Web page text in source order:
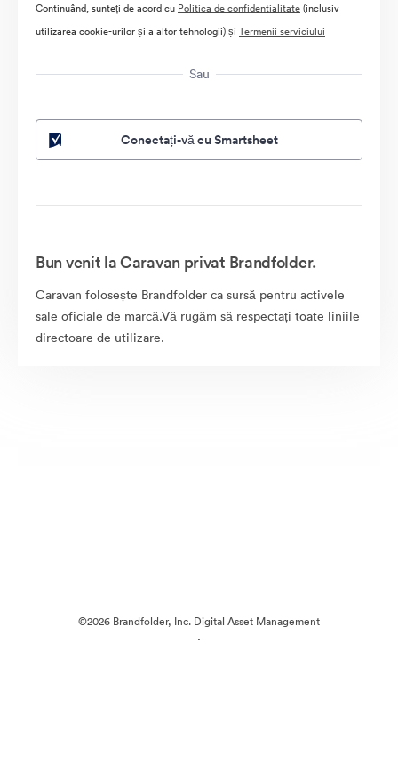
Continuând, sunteți de acord cu Politica de confidentialitate(inclusiv
utilizarea cookie-urilor și a altor tehnologii) și Termenii serviciului
Sau
Conectați-vă cu Smartsheet
Bun venit la Caravan privat Brandfolder.
Caravan folosește Brandfolder ca sursă pentru activele
sale oficiale de marcă.Vă rugăm să respectați toate liniile
directoare de utilizare.
©2026 Brandfolder, Inc. Digital Asset Management
·